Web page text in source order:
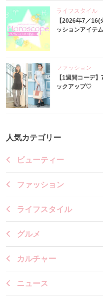
ライフスタイル
【2026年7／
ッションアイテ
ファッション
【1週間コーデ
ックアップ♡
人気カテゴリー
ビューティー
ファッション
ライフスタイル
グルメ
カルチャー
ニュース